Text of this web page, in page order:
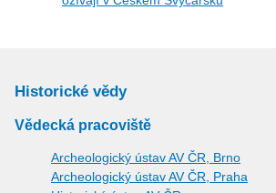
Historické vědy
Vědecká pracoviště
Archeologický ústav AV ČR, Brno
Archeologický ústav AV ČR, Praha